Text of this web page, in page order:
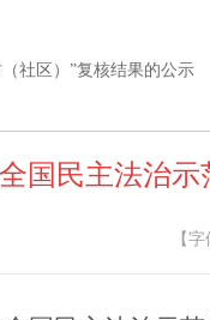
社区）”复核结果的公示
国民主法治
【字